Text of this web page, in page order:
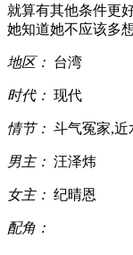
就算有其他条件更
她知道她不应该多
地区： 台湾
时代： 现代
情节： 斗气冤家,近
男主： 汪泽炜
女主： 纪晴恩
配角：